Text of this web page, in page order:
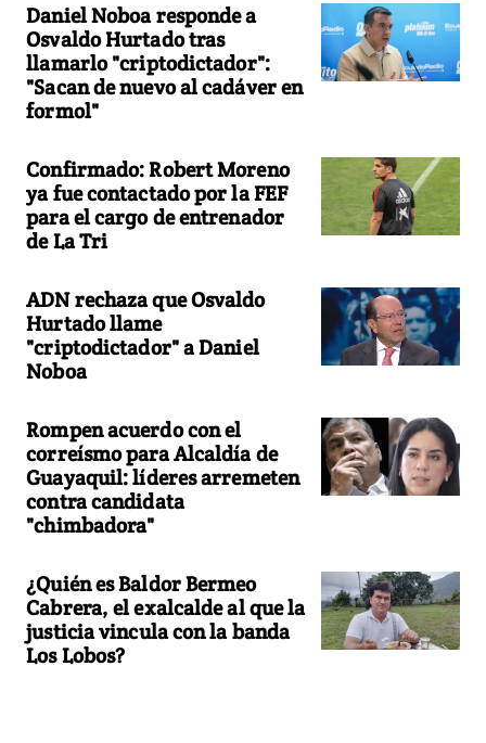
Daniel Noboa responde a
Osvaldo Hurtado tras
llamarlo "criptodictador":
"Sacan de nuevo al cadáver en
formol"
Confirmado: Robert Moreno
ya fue contactado por la FEF
para el cargo de entrenador
de La Tri
ADN rechaza que Osvaldo
Hurtado llame
"criptodictador" a Daniel
Noboa
Rompen acuerdo con el
correísmo para Alcaldía de
Guayaquil: líderes arremeten
contra candidata
"chimbadora"
¿Quién es Baldor Bermeo
Cabrera, el exalcalde al que la
justicia vincula con la banda
Los Lobos?